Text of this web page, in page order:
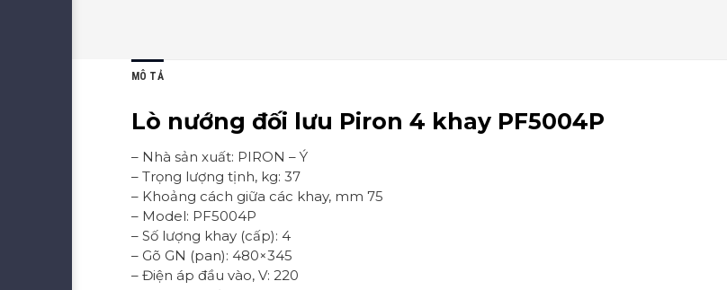
MÔ TẢ
Lò nướng đối lưu Piron 4 khay PF5004P
– Nhà sản xuất: PIRON – Ý
– Trọng lượng tịnh, kg: 37
– Khoảng cách giữa các khay, mm 75
– Model: PF5004P
– Số lượng khay (cấp): 4
– Gõ GN (pan): 480×345
– Điện áp đầu vào, V: 220